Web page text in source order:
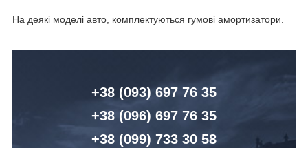
На деякі моделі авто, комплектуються гумові амортизатори.
+38 (093) 697 76 35
+38 (096) 697 76 35
+38 (099) 733 30 58